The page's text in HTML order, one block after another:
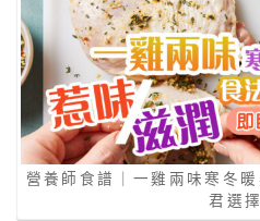
營養師食譜｜一雞兩味寒冬
君選擇